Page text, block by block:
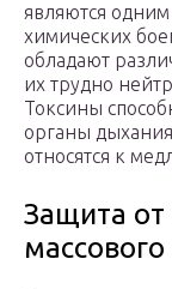
являются
химических
обладают
их трудно
Токсины
органы
относятся к
Защита от